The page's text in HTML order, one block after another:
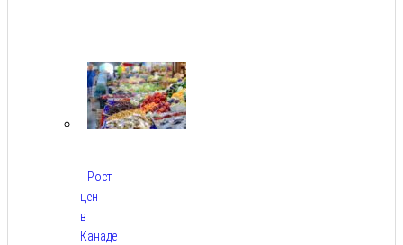
Рост
цен
в
Канаде